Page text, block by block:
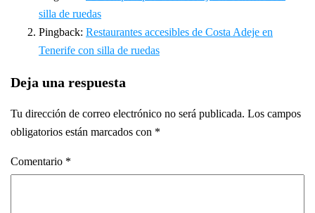
silla de ruedas
Pingback: Restaurantes accesibles de Costa Adeje en
Tenerife con silla de ruedas
Deja una respuesta
Tu dirección de correo electrónico no será publicada. Los campos
obligatorios están marcados con *
Comentario *